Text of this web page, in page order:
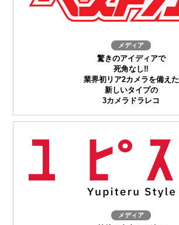
メディア
驚きのアイディアで
死角なし‼
業界初リア2カメラを備えた
新しいタイプの
3カメラドラレコ
メディア